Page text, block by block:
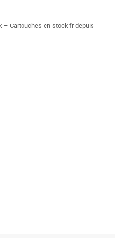
– Cartouches-en-stock.fr depuis